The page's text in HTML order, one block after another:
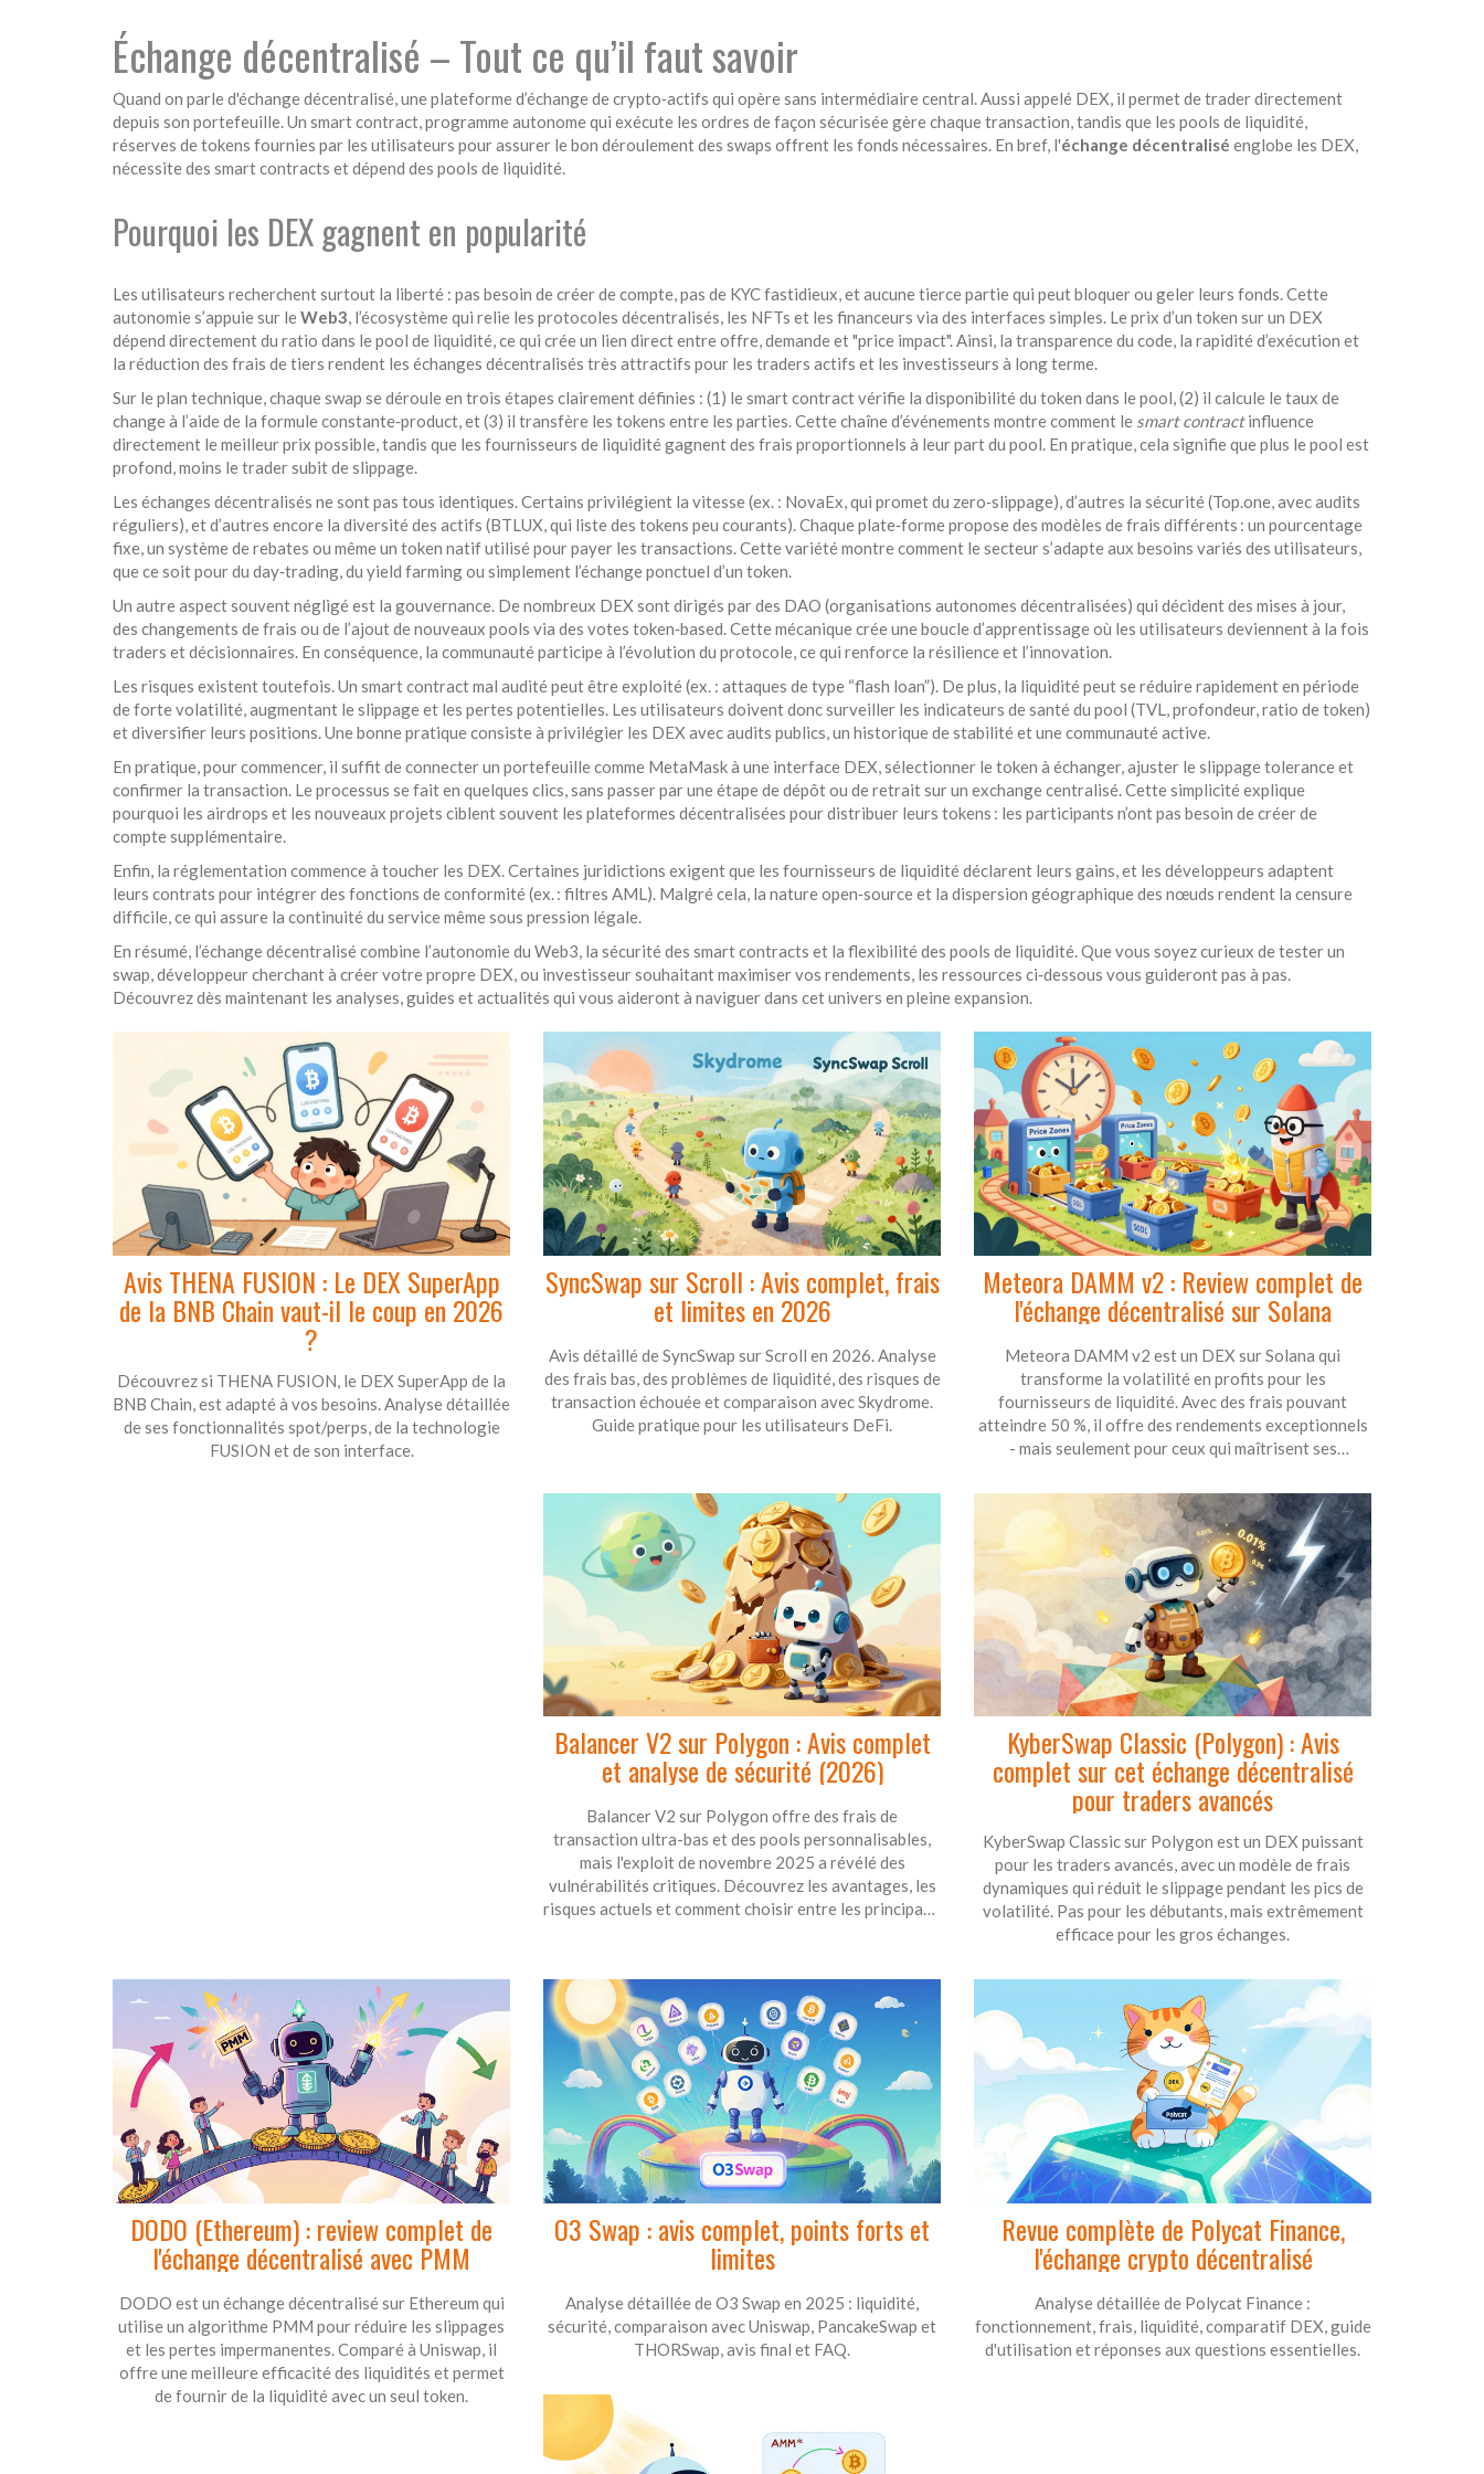
Échange décentralisé – Tout ce qu’il faut savoir
Quand on parle d'échange décentralisé,une plateforme d’échange de crypto‑actifs qui opère sans intermédiaire central. Aussi appelé DEX, il permet de trader directement
depuis son portefeuille. Un smart contract,programme autonome qui exécute les ordres de façon sécuriséegère chaque transaction, tandis que les pools de liquidité,
réserves de tokens fournies par les utilisateurs pour assurer le bon déroulement des swaps offrent les fonds nécessaires. En bref, l'échange décentralisé englobe les DEX,
nécessite des smart contracts et dépend des pools de liquidité.
Pourquoi les DEX gagnent en popularité
Les utilisateurs recherchent surtout la liberté : pas besoin de créer de compte, pas de KYC fastidieux, et aucune tierce partie qui peut bloquer ou geler leurs fonds. Cette
autonomie s’appuie sur leWeb3, l’écosystème qui relie les protocoles décentralisés, les NFTs et les financeurs via des interfaces simples. Le prix d’un token sur un DEX
dépend directement du ratio dans le pool de liquidité, ce qui crée un lien direct entre offre, demande et "price impact". Ainsi, la transparence du code, la rapidité d’exécution et
la réduction des frais de tiers rendent les échanges décentralisés très attractifs pour les traders actifs et les investisseurs à long terme.
Sur le plan technique, chaque swap se déroule en trois étapes clairement définies : (1) le smart contract vérifie la disponibilité du token dans le pool, (2) il calcule le taux de
change à l’aide de la formule constante‑product, et (3) il transfère les tokens entre les parties. Cette chaîne d’événements montre comment le smart contractinfluence
directement le meilleur prix possible, tandis que les fournisseurs de liquidité gagnent des frais proportionnels à leur part du pool. En pratique, cela signifie que plus le pool est
profond, moins le trader subit de slippage.
Les échanges décentralisés ne sont pas tous identiques. Certains privilégient la vitesse (ex. : NovaEx, qui promet du zero‑slippage), d’autres la sécurité (Top.one, avec audits
réguliers), et d’autres encore la diversité des actifs (BTLUX, qui liste des tokens peu courants). Chaque plate‑forme propose des modèles de frais différents : un pourcentage
fixe, un système de rebates ou même un token natif utilisé pour payer les transactions. Cette variété montre comment le secteur s’adapte aux besoins variés des utilisateurs,
que ce soit pour du day‑trading, du yield farming ou simplement l’échange ponctuel d’un token.
Un autre aspect souvent négligé est la gouvernance. De nombreux DEX sont dirigés par des DAO (organisations autonomes décentralisées) qui décident des mises à jour,
des changements de frais ou de l’ajout de nouveaux pools via des votes token‑based. Cette mécanique crée une boucle d’apprentissage où les utilisateurs deviennent à la fois
traders et décisionnaires. En conséquence, la communauté participe à l’évolution du protocole, ce qui renforce la résilience et l’innovation.
Les risques existent toutefois. Un smart contract mal audité peut être exploité (ex. : attaques de type “flash loan”). De plus, la liquidité peut se réduire rapidement en période
de forte volatilité, augmentant le slippage et les pertes potentielles. Les utilisateurs doivent donc surveiller les indicateurs de santé du pool (TVL, profondeur, ratio de token)
et diversifier leurs positions. Une bonne pratique consiste à privilégier les DEX avec audits publics, un historique de stabilité et une communauté active.
En pratique, pour commencer, il suffit de connecter un portefeuille comme MetaMask à une interface DEX, sélectionner le token à échanger, ajuster le slippage tolerance et
confirmer la transaction. Le processus se fait en quelques clics, sans passer par une étape de dépôt ou de retrait sur un exchange centralisé. Cette simplicité explique
pourquoi les airdrops et les nouveaux projets ciblent souvent les plateformes décentralisées pour distribuer leurs tokens : les participants n’ont pas besoin de créer de
compte supplémentaire.
Enfin, la réglementation commence à toucher les DEX. Certaines juridictions exigent que les fournisseurs de liquidité déclarent leurs gains, et les développeurs adaptent
leurs contrats pour intégrer des fonctions de conformité (ex. : filtres AML). Malgré cela, la nature open‑source et la dispersion géographique des nœuds rendent la censure
difficile, ce qui assure la continuité du service même sous pression légale.
En résumé, l’échange décentralisé combine l’autonomie du Web3, la sécurité des smart contracts et la flexibilité des pools de liquidité. Que vous soyez curieux de tester un
swap, développeur cherchant à créer votre propre DEX, ou investisseur souhaitant maximiser vos rendements, les ressources ci‑dessous vous guideront pas à pas.
Découvrez dès maintenant les analyses, guides et actualités qui vous aideront à naviguer dans cet univers en pleine expansion.
Avis THENA FUSION : Le DEX SuperApp
de la BNB Chain vaut-il le coup en 2026
?
Découvrez si THENA FUSION, le DEX SuperApp de la
BNB Chain, est adapté à vos besoins. Analyse détaillée
de ses fonctionnalités spot/perps, de la technologie
FUSION et de son interface.
SyncSwap sur Scroll : Avis complet, frais
et limites en 2026
Avis détaillé de SyncSwap sur Scroll en 2026. Analyse
des frais bas, des problèmes de liquidité, des risques de
transaction échouée et comparaison avec Skydrome.
Guide pratique pour les utilisateurs DeFi.
Meteora DAMM v2 : Review complet de
l'échange décentralisé sur Solana
Meteora DAMM v2 est un DEX sur Solana qui
transforme la volatilité en profits pour les
fournisseurs de liquidité. Avec des frais pouvant
atteindre 50 %, il offre des rendements exceptionnels
- mais seulement pour ceux qui maîtrisent ses
Balancer V2 sur Polygon : Avis complet
et analyse de sécurité (2026)
Balancer V2 sur Polygon offre des frais de
transaction ultra-bas et des pools personnalisables,
mais l'exploit de novembre 2025 a révélé des
vulnérabilités critiques. Découvrez les avantages, les
risques actuels et comment choisir entre les principaux
aider à prendre une décision éclairée.
KyberSwap Classic (Polygon) : Avis
complet sur cet échange décentralisé
pour traders avancés
KyberSwap Classic sur Polygon est un DEX puissant
pour les traders avancés, avec un modèle de frais
dynamiques qui réduit le slippage pendant les pics de
volatilité. Pas pour les débutants, mais extrêmement
efficace pour les gros échanges.
DODO (Ethereum) : review complet de
l'échange décentralisé avec PMM
DODO est un échange décentralisé sur Ethereum qui
utilise un algorithme PMM pour réduire les slippages
et les pertes impermanentes. Comparé à Uniswap, il
offre une meilleure efficacité des liquidités et permet
de fournir de la liquidité avec un seul token.
O3 Swap : avis complet, points forts et
limites
Analyse détaillée de O3 Swap en 2025 : liquidité,
sécurité, comparaison avec Uniswap, PancakeSwap et
THORSwap, avis final et FAQ.
Revue complète de Polycat Finance,
l'échange crypto décentralisé
Analyse détaillée de Polycat Finance :
fonctionnement, frais, liquidité, comparatif DEX, guide
d'utilisation et réponses aux questions essentielles.